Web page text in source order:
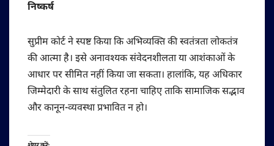
निष्कर्ष
सुप्रीम कोर्ट ने स्पष्ट किया कि अभिव्यक्ति की स्वतंत्रता लोकतंत्र
की आत्मा है। इसे अनावश्यक संवेदनशीलता या आशंकाओं के
आधार पर सीमित नहीं किया जा सकता। हालांकि, यह अधिकार
जिम्मेदारी के साथ संतुलित रहना चाहिए ताकि सामाजिक सद्भाव
और कानून-व्यवस्था प्रभावित न हो।